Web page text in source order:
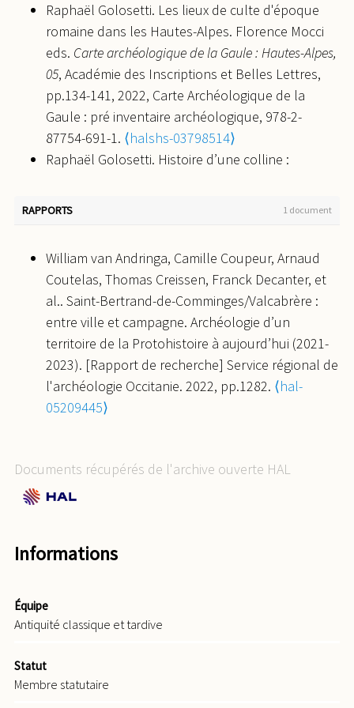
Vaucluse).Séminaires d’Antiquités Nationales à la
MMSH d'Aix-en-Provence, 2008, Aix-en-Provence,
France.⟨halshs-01957575⟩
J.-C. - IVe s. ap. J.-C.). Osanna, pp.540,
2016, 9788881674749.⟨hal-03819028⟩
Raphaël Golosetti. Les lieux de culte d'époque
romaine dans les Hautes-Alpes. Florence Mocci
eds. Carte archéologique de la Gaule : Hautes-Alpes,
05, Académie des Inscriptions et Belles Lettres,
pp.134-141, 2022, Carte Archéologique de la
Gaule : pré inventaire archéologique, 978-2-
87754-691-1. ⟨halshs-03798514⟩
Raphaël Golosetti. Histoire d’une colline :
territoire de Lugdunum des Convènes, Conseil
Général de Haute-Garonne, pp.42-49, 2022,
Archéologie au village. Une enquête en cours sur
le territoire de Lugdunum des Convènes.
03819382⟩
Raphaël Golosetti. Une forge de l'an Mil. Julie
Quéré, William Van Andringa. Archéologie au
village. Une enquête en cours sur le territoire de
village. Une enquête en cours sur le territoire de
Lugdunum des Convènes.
Olmer, Benjamin Girard, Olivier de Cazanove. De
l’enclos laténien au sanctuaire julio-claudien :
superpositions. Philippe Barral; Matthieu Thivet.
Sanctuaires de l’âge du Fer. Actes du 41e colloque
de l’âge du Fer (Dole, 25-28 mai 2017)
pp.423-449, 2019, Collection AFEAF, 978-2-
RAPPORTS 1 document
William van Andringa, Camille Coupeur, Arnaud
Coutelas, Thomas Creissen, Franck Decanter, et
al.. Saint-Bertrand-de-Comminges/Valcabrère :
entre ville et campagne. Archéologie d’un
territoire de la Protohistoire à aujourd’hui (2021-
2023). [Rapport de recherche] Service régional de
l'archéologie Occitanie. 2022, pp.1282. ⟨hal-
05209445⟩
Documents récupérés de l'archive ouverte HAL
Informations
Équipe
Antiquité classique et tardive
Statut
Membre statutaire